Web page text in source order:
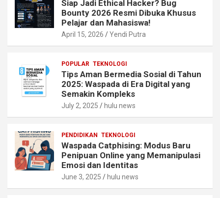
Siap Jadi Ethical Hacker? Bug
Bounty 2026 Resmi Dibuka Khusus
Pelajar dan Mahasiswa!
April 15, 2026 Yendi Putra
POPULAR TEKNOLOGI
Tips Aman Bermedia Sosial di Tahun
2025: Waspada di Era Digital yang
Semakin Kompleks
July 2, 2025 hulu news
PENDIDIKAN TEKNOLOGI
Waspada Catphising: Modus Baru
Penipuan Online yang Memanipulasi
Emosi dan Identitas
June 3, 2025 hulu news